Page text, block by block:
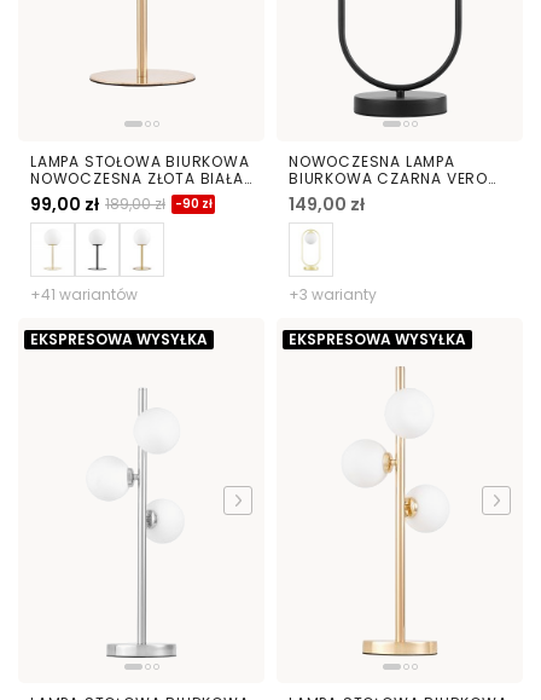
LAMPA STOŁOWA BIURKOWA
NOWOCZESNA ZŁOTA BIAŁA
KULA FREDICA
99,00 zł 189,00 zł -90 zł
+41 wariantów
NOWOCZESNA LAMPA
BIURKOWA CZARNA VERO
W1
149,00 zł
+3 warianty
EKSPRESOWA WYSYŁKA EKSPRESOWA WYSYŁKA